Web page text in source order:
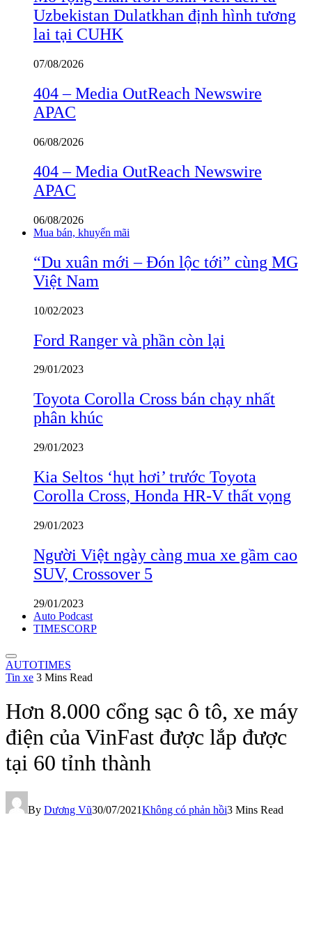
Uzbekistan Dulatkhan định hình tương
lai tại CUHK
07/08/2026
404 – Media OutReach Newswire
APAC
06/08/2026
404 – Media OutReach Newswire
APAC
06/08/2026
Mua bán, khuyến mãi
“Du xuân mới – Đón lộc tới” cùng MG
Việt Nam
10/02/2023
Ford Ranger và phần còn lại
29/01/2023
Toyota Corolla Cross bán chạy nhất
phân khúc
29/01/2023
Kia Seltos ‘hụt hơi’ trước Toyota
Corolla Cross, Honda HR-V thất vọng
29/01/2023
Người Việt ngày càng mua xe gầm cao
SUV, Crossover 5
29/01/2023
Auto Podcast
TIMESCORP
AUTOTIMES
Tin xe 3 Mins Read
Hơn 8.000 cổng sạc ô tô, xe máy
điện của VinFast được lắp được
tại 60 tỉnh thành
By Dương Vũ30/07/2021Không có phản hồi3 Mins Read